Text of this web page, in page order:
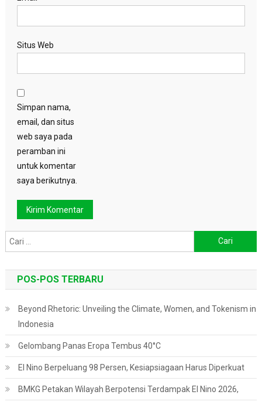
Situs Web
Simpan nama,
email, dan situs
web saya pada
peramban ini
untuk komentar
saya berikutnya.
untuk:
POS-POS TERBARU
Beyond Rhetoric: Unveiling the Climate, Women, and Tokenism in
Indonesia
Gelombang Panas Eropa Tembus 40°C
El Nino Berpeluang 98 Persen, Kesiapsiagaan Harus Diperkuat
BMKG Petakan Wilayah Berpotensi Terdampak El Nino 2026,